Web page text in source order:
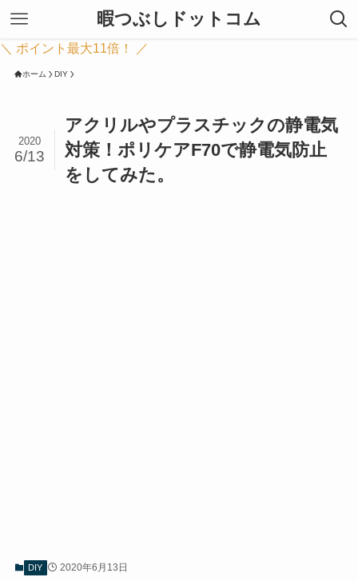
暇つぶしドットコム
＼ ポイント最大11倍！ ／
ホーム DIY
アクリルやプラスチックの静電気
対策！ポリケアF70で静電気防止
をしてみた。
2020
6/13
DIY 2020年6月13日